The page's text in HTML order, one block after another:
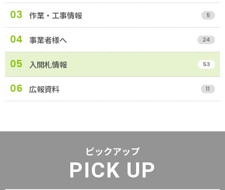
3 作業・工事情報 5
4 事業者様へ 24
5 入開札情報 53
6 広報資料 11
ピックアップ
PICK UP